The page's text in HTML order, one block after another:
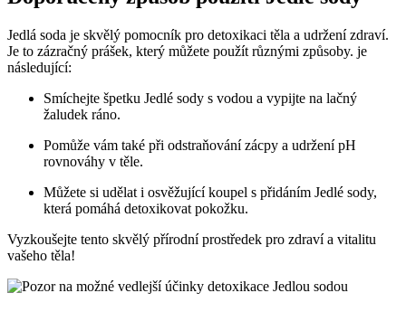
Jedlá soda je skvělý pomocník pro detoxikaci těla a udržení zdraví.
Je to zázračný prášek, který můžete použít různými způsoby. je
následující:
Smíchejte špetku Jedlé sody s vodou a vypijte na lačný
žaludek ráno.
Pomůže vám také při odstraňování zácpy a udržení pH
rovnováhy v těle.
Můžete si udělat i osvěžující koupel s přidáním Jedlé sody,
která pomáhá detoxikovat pokožku.
Vyzkoušejte tento skvělý přírodní prostředek pro zdraví a vitalitu
vašeho těla!